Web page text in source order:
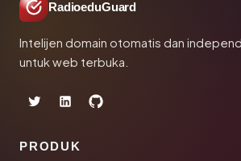
RadioeduGuard
Intelijen domain otomatis dan
untuk web terbuka.
PRODUK